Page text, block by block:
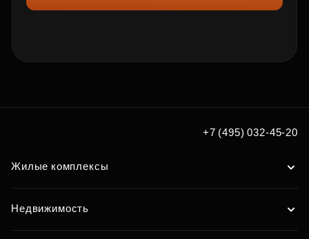
+7 (495) 032-45-20
Жилые комплексы
Недвижимость